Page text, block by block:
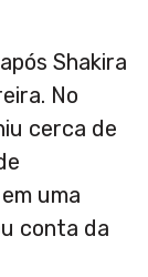
Shakira
No
cerca de
uma
conta da